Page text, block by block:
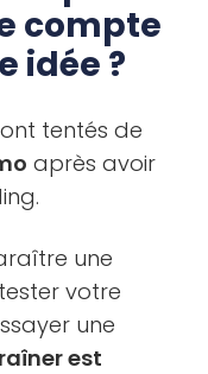
compte
idée ?
tentés de
après avoir
une
votre
une
est